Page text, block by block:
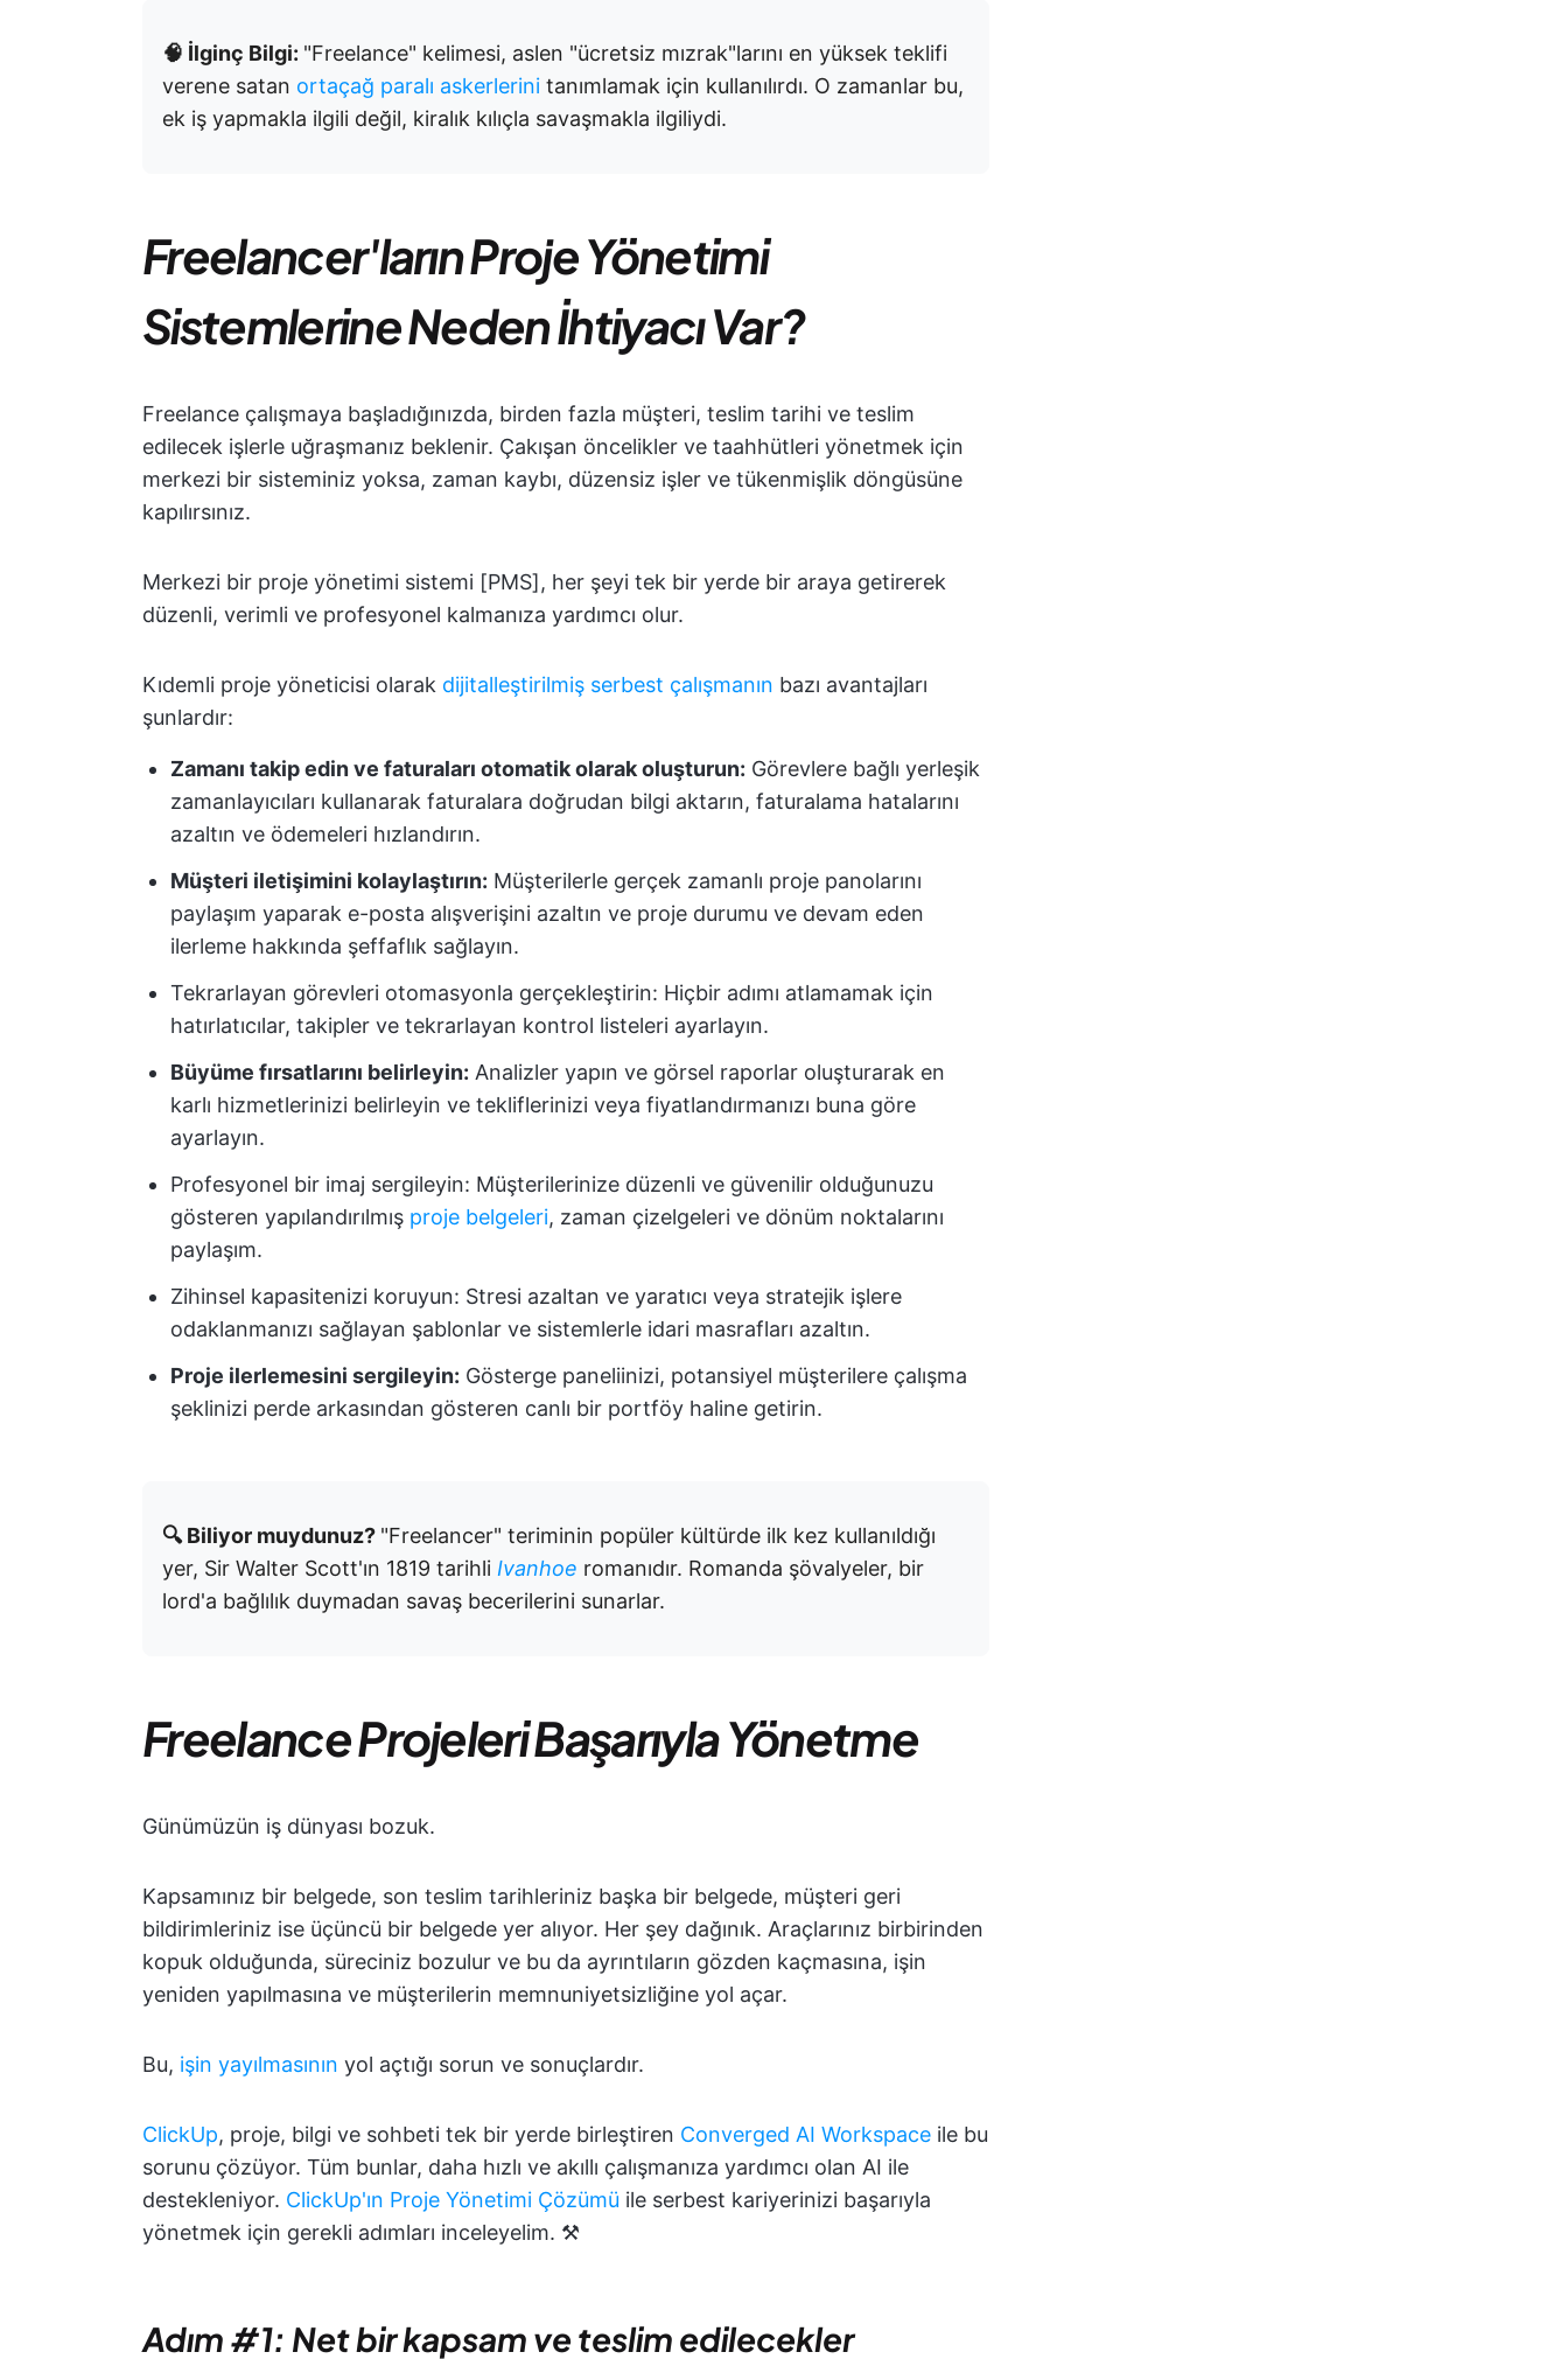
🧠 İlginç Bilgi: "Freelance" kelimesi, aslen "ücretsiz mızrak"larını en yüksek teklifi
verene satan ortaçağ paralı askerlerini tanımlamak için kullanılırdı. O zamanlar bu,
ek iş yapmakla ilgili değil, kiralık kılıçla savaşmakla ilgiliydi.
Freelancer'ların Proje Yönetimi
Sistemlerine Neden İhtiyacı Var?
Freelance çalışmaya başladığınızda, birden fazla müşteri, teslim tarihi ve teslim
edilecek işlerle uğraşmanız beklenir. Çakışan öncelikler ve taahhütleri yönetmek için
merkezi bir sisteminiz yoksa, zaman kaybı, düzensiz işler ve tükenmişlik döngüsüne
kapılırsınız.
Merkezi bir proje yönetimi sistemi [PMS], her şeyi tek bir yerde bir araya getirerek
düzenli, verimli ve profesyonel kalmanıza yardımcı olur.
Kıdemli proje yöneticisi olarak dijitalleştirilmiş serbest çalışmanın bazı avantajları
şunlardır:
Zamanı takip edin ve faturaları otomatik olarak oluşturun: Görevlere bağlı yerleşik
zamanlayıcıları kullanarak faturalara doğrudan bilgi aktarın, faturalama hatalarını
azaltın ve ödemeleri hızlandırın.
Müşteri iletişimini kolaylaştırın: Müşterilerle gerçek zamanlı proje panolarını
paylaşım yaparak e-posta alışverişini azaltın ve proje durumu ve devam eden
ilerleme hakkında şeffaflık sağlayın.
Tekrarlayan görevleri otomasyonla gerçekleştirin: Hiçbir adımı atlamamak için
hatırlatıcılar, takipler ve tekrarlayan kontrol listeleri ayarlayın.
Büyüme fırsatlarını belirleyin: Analizler yapın ve görsel raporlar oluşturarak en
karlı hizmetlerinizi belirleyin ve tekliflerinizi veya fiyatlandırmanızı buna göre
ayarlayın.
Profesyonel bir imaj sergileyin: Müşterilerinize düzenli ve güvenilir olduğunuzu
gösteren yapılandırılmış proje belgeleri, zaman çizelgeleri ve dönüm noktalarını
paylaşım.
Zihinsel kapasitenizi koruyun: Stresi azaltan ve yaratıcı veya stratejik işlere
odaklanmanızı sağlayan şablonlar ve sistemlerle idari masrafları azaltın.
Proje ilerlemesini sergileyin: Gösterge paneliinizi, potansiyel müşterilere çalışma
şeklinizi perde arkasından gösteren canlı bir portföy haline getirin.
🔍 Biliyor muydunuz? "Freelancer" teriminin popüler kültürde ilk kez kullanıldığı
yer, Sir Walter Scott'ın 1819 tarihli Ivanhoe romanıdır. Romanda şövalyeler, bir
lord'a bağlılık duymadan savaş becerilerini sunarlar.
Freelance Projeleri Başarıyla Yönetme
Günümüzün iş dünyası bozuk.
Kapsamınız bir belgede, son teslim tarihleriniz başka bir belgede, müşteri geri
bildirimleriniz ise üçüncü bir belgede yer alıyor. Her şey dağınık. Araçlarınız birbirinden
kopuk olduğunda, süreciniz bozulur ve bu da ayrıntıların gözden kaçmasına, işin
yeniden yapılmasına ve müşterilerin memnuniyetsizliğine yol açar.
Bu, işin yayılmasının yol açtığı sorun ve sonuçlardır.
ClickUp, proje, bilgi ve sohbeti tek bir yerde birleştiren Converged AI Workspace ile bu
sorunu çözüyor. Tüm bunlar, daha hızlı ve akıllı çalışmanıza yardımcı olan AI ile
destekleniyor. ClickUp'ın Proje Yönetimi Çözümü ile serbest kariyerinizi başarıyla
yönetmek için gerekli adımları inceleyelim. ⚒️
Adım #1: Net bir kapsam ve teslim edilecekler